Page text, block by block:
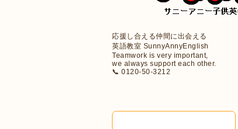
応援し合える仲間に出会える
英語教室 SunnyAnnyEnglish
Teamwork is very important,
we always support each other.
📞 0120-50-3212